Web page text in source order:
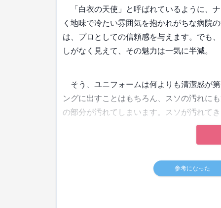
「白衣の天使」と呼ばれているように、
く地味で冷たい雰囲気を抱かれがちな病院
は、プロとしての信頼感を与えます。でも
しがなく見えて、その魅力は一気に半減。
そう、ユニフォームは何よりも清潔感が
ングに出すことはもちろん、スソの汚れに
の部分が汚れてしまいます。スソが汚れて
参考になった